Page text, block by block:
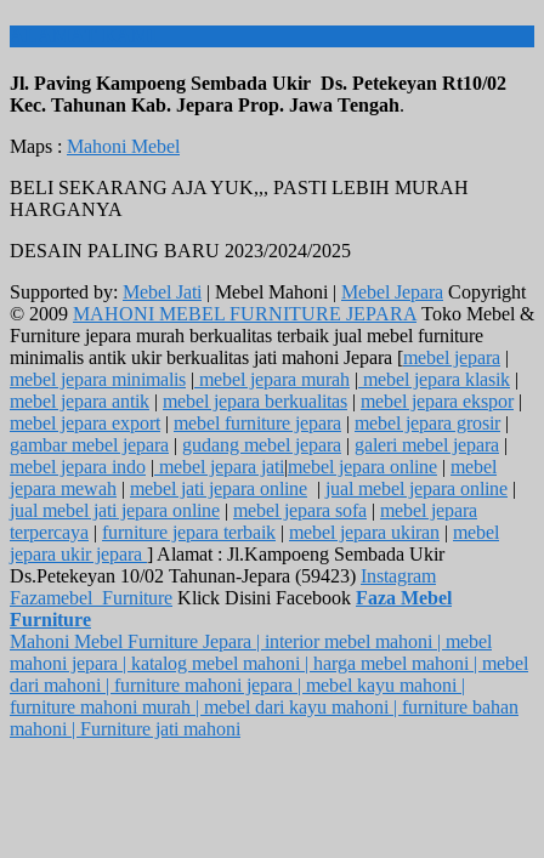
Jl. Paving Kampoeng Sembada Ukir Ds. Petekeyan Rt10/02
Kec. Tahunan Kab. Jepara Prop. Jawa Tengah.
Maps : Mahoni Mebel
BELI SEKARANG AJA YUK,,, PASTI LEBIH MURAH
HARGANYA
DESAIN PALING BARU 2023/2024/2025
Supported by: Mebel Jati | Mebel Mahoni | Mebel Jepara Copyright
© 2009 MAHONI MEBEL FURNITURE JEPARA Toko Mebel &
Furniture jepara murah berkualitas terbaik jual mebel furniture
minimalis antik ukir berkualitas jati mahoni Jepara [mebel jepara |
mebel jepara minimalis | mebel jepara murah | mebel jepara klasik |
mebel jepara antik | mebel jepara berkualitas | mebel jepara ekspor|
mebel jepara export | mebel furniture jepara | mebel jepara grosir|
gambar mebel jepara | gudang mebel jepara | galeri mebel jepara |
mebel jepara indo | mebel jepara jati|mebel jepara online | mebel
jepara mewah | mebel jati jepara online | jual mebel jepara online |
jual mebel jati jepara online | mebel jepara sofa | mebel jepara
terpercaya | furniture jepara terbaik | mebel jepara ukiran | mebel
jepara ukir jepara ] Alamat : Jl.Kampoeng Sembada Ukir
Ds.Petekeyan 10/02 Tahunan-Jepara (59423) Instagram
Fazamebel_Furniture Klick Disini Facebook Faza Mebel
Furniture
Mahoni Mebel Furniture Jepara | interior mebel mahoni | mebel
mahoni jepara | katalog mebel mahoni | harga mebel mahoni | mebel
dari mahoni | furniture mahoni jepara | mebel kayu mahoni |
furniture mahoni murah | mebel dari kayu mahoni | furniture bahan
mahoni | Furniture jati mahoni